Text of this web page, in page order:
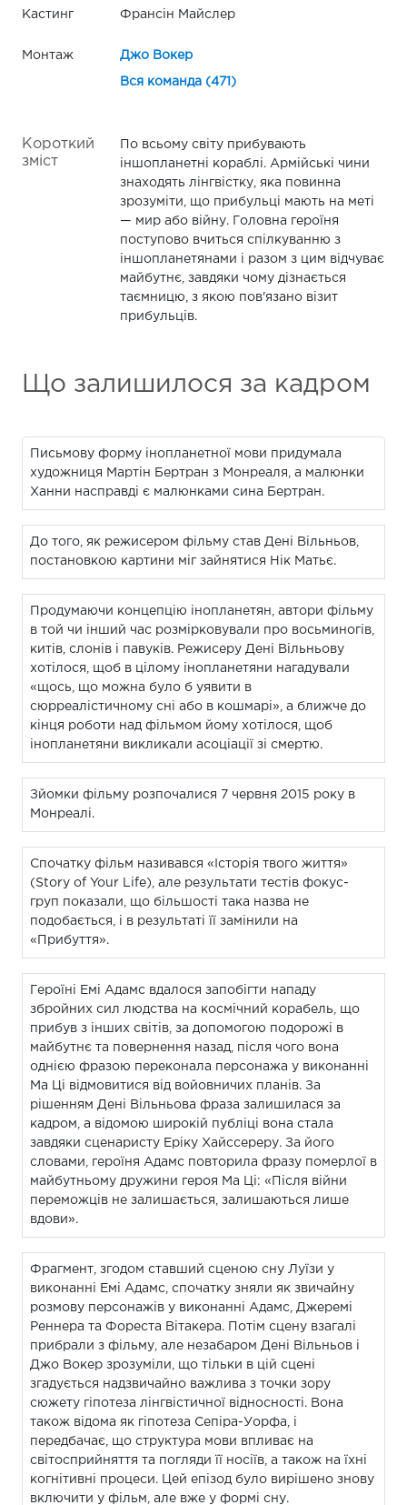
Кастинг Франсін Майслер
Монтаж Джо Вокер
Вся команда (471)
Короткий
зміст
По всьому світу прибувають
іншопланетні кораблі. Армійські чини
знаходять лінгвістку, яка повинна
зрозуміти, що прибульці мають на меті
— мир або війну. Головна героїня
поступово вчиться спілкуванню з
іншопланетянами і разом з цим відчуває
майбутнє, завдяки чому дізнається
таємницю, з якою пов'язано візит
прибульців.
Що залишилося за кадром
Письмову форму інопланетної мови придумала
художниця Мартін Бертран з Монреаля, а малюнки
Ханни насправді є малюнками сина Бертран.
До того, як режисером фільму став Дені Вільньов,
постановкою картини міг зайнятися Нік Матьє.
Продумаючи концепцію інопланетян, автори фільму
в той чи інший час розмірковували про восьминогів,
китів, слонів і павуків. Режисеру Дені Вільньову
хотілося, щоб в цілому інопланетяни нагадували
«щось, що можна було б уявити в
сюрреалістичному сні або в кошмарі», а ближче до
кінця роботи над фільмом йому хотілося, щоб
інопланетяни викликали асоціації зі смертю.
Зйомки фільму розпочалися 7 червня 2015 року в
Монреалі.
Спочатку фільм називався «Історія твого життя»
(Story of Your Life), але результати тестів фокус-
груп показали, що більшості така назва не
подобається, і в результаті її замінили на
«Прибуття».
Героїні Емі Адамс вдалося запобігти нападу
збройних сил людства на космічний корабель, що
прибув з інших світів, за допомогою подорожі в
майбутнє та повернення назад, після чого вона
однією фразою переконала персонажа у виконанні
Ма Ці відмовитися від войовничих планів. За
рішенням Дені Вільньова фраза залишилася за
кадром, а відомою широкій публіці вона стала
завдяки сценаристу Еріку Хайссереру. За його
словами, героїня Адамс повторила фразу померлої в
майбутньому дружини героя Ма Ці: «Після війни
переможців не залишається, залишаються лише
вдови».
Фрагмент, згодом ставший сценою сну Луїзи у
виконанні Емі Адамс, спочатку зняли як звичайну
розмову персонажів у виконанні Адамс, Джеремі
Реннера та Фореста Вітакера. Потім сцену взагалі
прибрали з фільму, але незабаром Дені Вільньов і
Джо Вокер зрозуміли, що тільки в цій сцені
згадується надзвичайно важлива з точки зору
сюжету гіпотеза лінгвістичної відносності. Вона
також відома як гіпотеза Сепіра-Уорфа, і
передбачає, що структура мови впливає на
світосприйняття та погляди її носіїв, а також на їхні
когнітивні процеси. Цей епізод було вирішено знову
включити у фільм, але вже у формі сну.